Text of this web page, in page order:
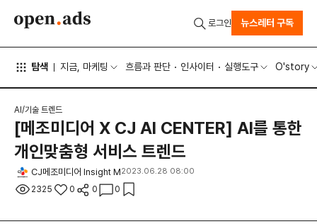
탐색 지금, 마케팅 흐름과 판단 인사이터 실행도구 O'story
로그인 뉴스레터 구독
AI/기술 트렌드
[메조미디어 X CJ AI CENTER] AI를 통한
개인맞춤형 서비스 트렌드
CJ메조미디어 Insight M2023.06.28 08:00
2325 0 0 0